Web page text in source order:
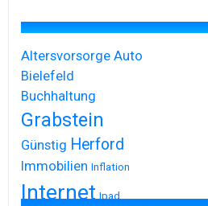
Altersvorsorge Auto
Bielefeld
Buchhaltung
Grabstein
Günstig Herford
Immobilien Inflation
Internet Ipad